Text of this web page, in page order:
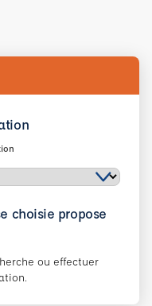
choisie propose
ou effectuer